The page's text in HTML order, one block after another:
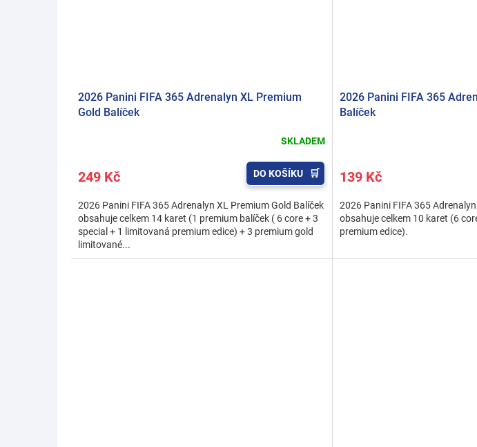
2026 Panini FIFA 365 Adrenalyn XL Premium
Gold Balíček
SKLADEM
249 Kč DO KOŠÍKU
2026 Panini FIFA 365 Adrenalyn XL Premium Gold Balíček
obsahuje celkem 14 karet (1 premium balíček ( 6 core + 3
special + 1 limitovaná premium edice) + 3 premium gold
limitované...
2026 Panini FIFA 365
Balíček
139 Kč
2026 Panini FIFA 365
obsahuje celkem 10 karet (6
premium edice).